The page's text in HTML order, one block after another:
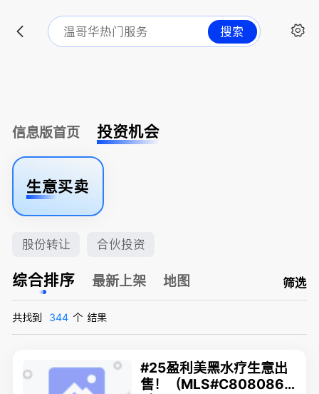
搜索
信息版首页 投资机会
生意买卖
股份转让 合伙投资
综合排序 最新上架 地图 筛选
共找到 344 个 结果
#25盈利美黑水疗生意出
售！（MLS#C808086